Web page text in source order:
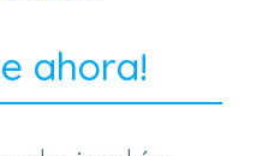
ahora!